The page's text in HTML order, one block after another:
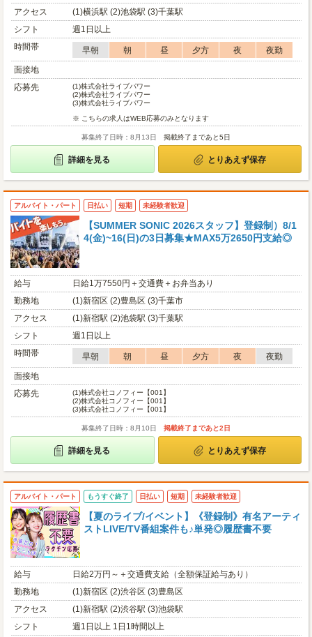
アクセス
(1)横浜駅 (2)池袋駅 (3)千葉駅
シフト
週1日以上
時間帯
早朝 朝 昼 夕方 夜
夜勤
面接地
応募先
(1)株式会社ライブパワー
(2)株式会社ライブパワー
(3)株式会社ライブパワー
※ こちらの求人はWEB応募のみとなります
募集終了日時：8月13日 掲載終了まであと5日
詳細を見る とりあえず保存
アルバイト・パート 日払い 短期 未経験者歓迎
【SUMMER SONIC 2026スタッフ】登録制）8/1
4(金)~16(日)の3日募集★MAX5万2650円支給◎
給与
日給1万7550円＋交通費＋お弁当あり
勤務地
(1)新宿区 (2)豊島区 (3)千葉市
アクセス
(1)新宿駅 (2)池袋駅 (3)千葉駅
シフト
週1日以上
時間帯
早朝 朝 昼 夕方 夜
夜勤
面接地
応募先
(1)株式会社コノフィー【001】
(2)株式会社コノフィー【001】
(3)株式会社コノフィー【001】
募集終了日時：8月10日 掲載終了まであと2日
詳細を見る とりあえず保存
アルバイト・パート もうすぐ終了 日払い 短期 未経験者歓迎
【夏のライブ/イベント】《登録制》有名アーティ
ストLIVE/TV番組案件も♪単発◎履歴書不要
給与
日給2万円～＋交通費支給（全額保証給与あり）
勤務地
(1)新宿区 (2)渋谷区 (3)豊島区
アクセス
(1)新宿駅 (2)渋谷駅 (3)池袋駅
シフト
週1日以上 1日1時間以上